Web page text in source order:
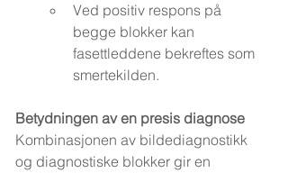
Ved positiv respons på
begge blokker kan
fasettleddene bekreftes som
smertekilden.
Betydningen av en presis diagnose
Kombinasjonen av bildediagnostikk
og diagnostiske blokker gir en